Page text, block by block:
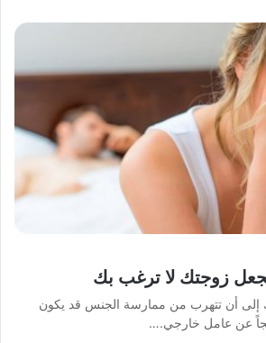
إلى أن تتهرب من ممارسة الجنس قد يكون
ناتجاً عن عامل خارجي.…